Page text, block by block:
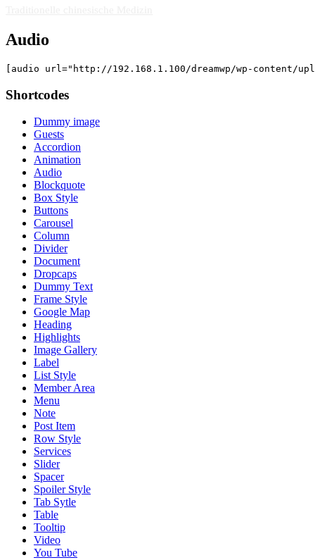
Audio
[audio url="http://192.168.1.100/dreamwp/wp-content/
Shortcodes
Dummy image
Guests
Accordion
Animation
Audio
Blockquote
Box Style
Buttons
Carousel
Column
Divider
Document
Dropcaps
Dummy Text
Frame Style
Google Map
Heading
Highlights
Image Gallery
Label
List Style
Member Area
Menu
Note
Post Item
Row Style
Services
Slider
Spacer
Spoiler Style
Tab Sytle
Table
Tooltip
Video
You Tube